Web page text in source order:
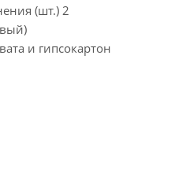
(шт.) 2
и гипсокартон